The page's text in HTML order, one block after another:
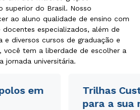
superior do Brasil. Nosso
ao aluno qualidade de ensino com
especializados, além de
e diversos cursos de graduação e
você tem a liberdade de escolher a
jornada universitária.
em
Trilhas
para a sua